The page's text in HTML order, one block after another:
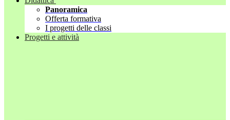
Panoramica
Offerta formativa
I progetti delle classi
Progetti e attività